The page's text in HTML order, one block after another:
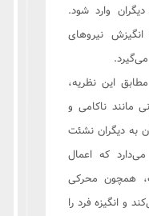
وارد شود.
نیروهای
این نظریه،
مانند ناکامی و
به دیگران نشئت
که اعمال
همچون محرکی
و انگیزه فرد را